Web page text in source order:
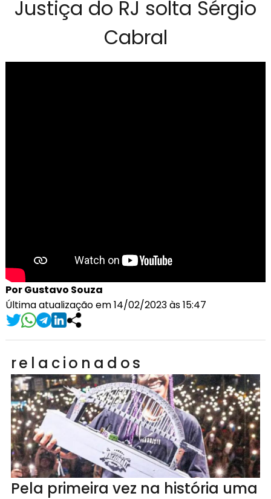
Justiça do RJ solta Sérgio
Cabral
Por Gustavo Souza
Última atualização em 14/02/2023 às 15:47
relacionados
Pela primeira vez na história uma